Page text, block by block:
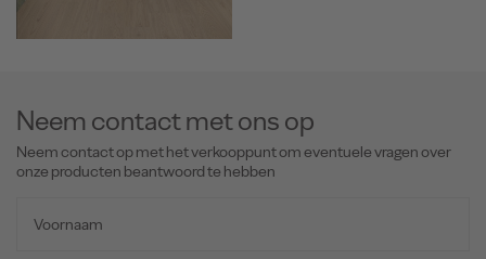
Neem contact met ons op
Neem contact op met het verkooppunt om eventuele vragen over
onze producten beantwoord te hebben